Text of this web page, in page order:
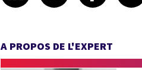
A PROPOS DE L'EXPERT